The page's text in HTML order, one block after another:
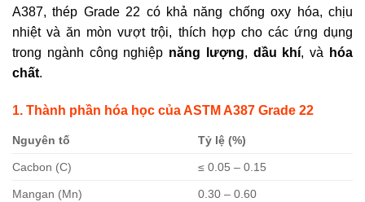
A387, thép Grade 22 có khả năng chống oxy hóa, chịu
nhiệt và ăn mòn vượt trội, thích hợp cho các ứng dụng
trong ngành công nghiệp năng lượng, dầu khí, và
hóa
chất.
1. Thành phần hóa học của ASTM A387 Grade 22
Nguyên tố Tỷ lệ (%)
Cacbon (C) ≤ 0.05 – 0.15
Mangan (Mn) 0.30 – 0.60